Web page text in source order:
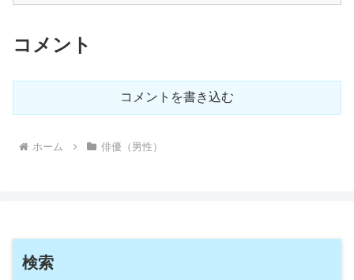
コメント
コメントを書き込む
ホーム 俳優（男性）
検索